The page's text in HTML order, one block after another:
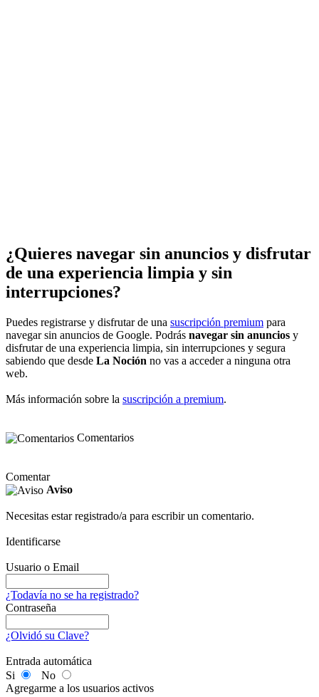
¿Quieres navegar sin anuncios y disfrutar
de una experiencia limpia y sin
interrupciones?
Puedes registrarse y disfrutar de una suscripción premium para
navegar sin anuncios de Google. Podrás navegar sin anuncios y
disfrutar de una experiencia limpia, sin interrupciones y segura
sabiendo que desde La Noción no vas a acceder a ninguna otra
web.
Más información sobre la suscripción a premium.
Comentarios
Comentar
Aviso
Necesitas estar registrado/a para escribir un comentario.
Identificarse
Usuario o Email
¿Todavía no se ha registrado?
Contraseña
¿Olvidó su Clave?
Entrada automática
Si
No
Agregarme a los usuarios activos